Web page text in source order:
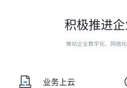
积极推进
推动企业数字化、网络
业务上云